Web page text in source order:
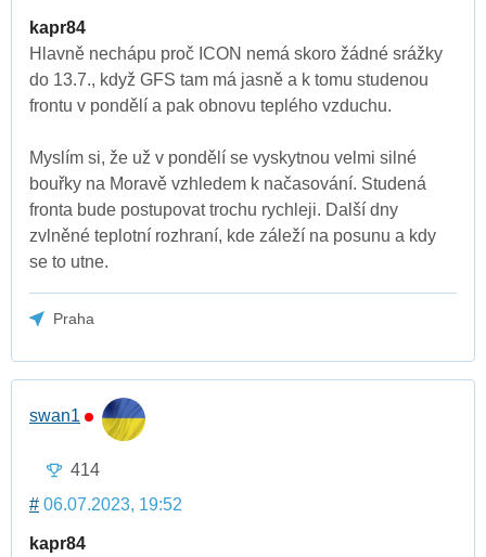
kapr84
Hlavně nechápu proč ICON nemá skoro žádné srážky
do 13.7., když GFS tam má jasně a k tomu studenou
frontu v pondělí a pak obnovu teplého vzduchu.
Myslím si, že už v pondělí se vyskytnou velmi silné
bouřky na Moravě vzhledem k načasování. Studená
fronta bude postupovat trochu rychleji. Další dny
zvlněné teplotní rozhraní, kde záleží na posunu a kdy
se to utne.
Praha
swan1
414
# 06.07.2023, 19:52
kapr84